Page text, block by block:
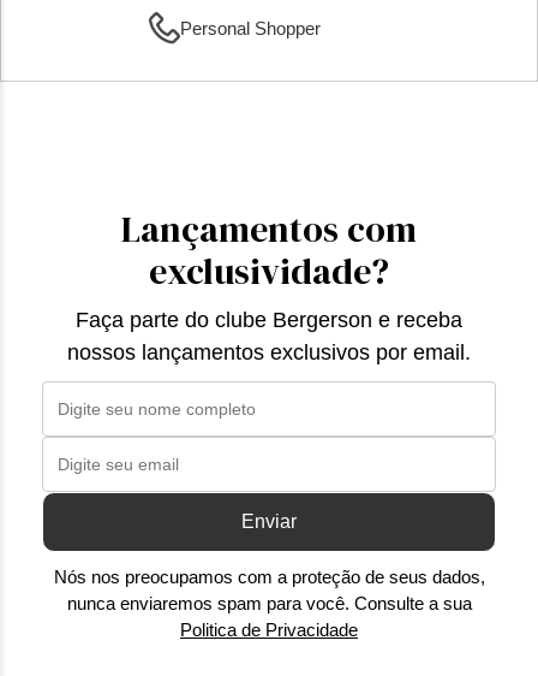
Personal Shopper
Lançamentos com
exclusividade?
Faça parte do clube Bergerson e receba
nossos lançamentos exclusivos por email.
Enviar
Nós nos preocupamos com a proteção de seus dados,
nunca enviaremos spam para você. Consulte a sua
Politica de Privacidade